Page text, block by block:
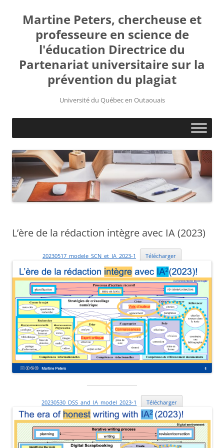
Martine Peters, chercheuse et
professeure en science de
l'éducation Directrice du
Partenariat universitaire sur la
prévention du plagiat
Université du Québec en Outaouais
Aller
L’ère de la rédaction intègre avec IA (2023)
20230517_modele_SCN_et_IA_2023-1 Télécharger
20230530_DSS_and_IA_model_2023-1 Télécharger